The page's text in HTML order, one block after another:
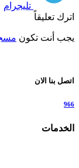
تليجرام
اترك تعليقاً
يجب أنت تكون
اتصل بنا الان
966
الخدمات